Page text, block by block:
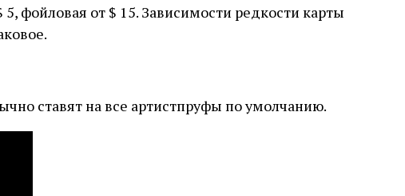
фойловая от $ 15. Зависимости редкости карты
ставят на все артистпруфы по умолчанию.